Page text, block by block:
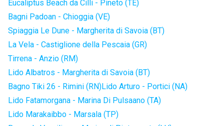
Eucaliptus Beach da Cilli - Pineto (TE)
Bagni Padoan - Chioggia (VE)
Spiaggia Le Dune - Margherita di Savoia (BT)
La Vela - Castiglione della Pescaia (GR)
Tirrena - Anzio (RM)
Lido Albatros - Margherita di Savoia (BT)
Bagno Tiki 26 - Rimini (RN)Lido Arturo - Portici (NA)
Lido Fatamorgana - Marina Di Pulsaano (TA)
Lido Marakaibbo - Marsala (TP)